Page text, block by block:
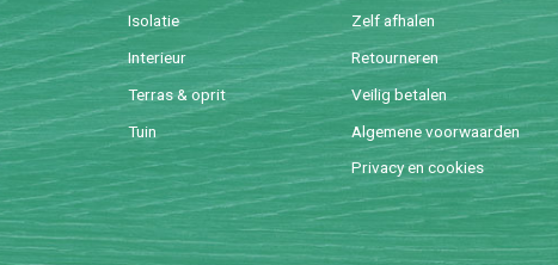
Iso­la­tie
In­te­ri­eur
Ter­ras & oprit
Tuin
Zelf af­ha­len
Re­tour­ne­ren
Vei­lig be­ta­len
Al­ge­me­ne voor­waar­den
Pri­va­cy en coo­kies